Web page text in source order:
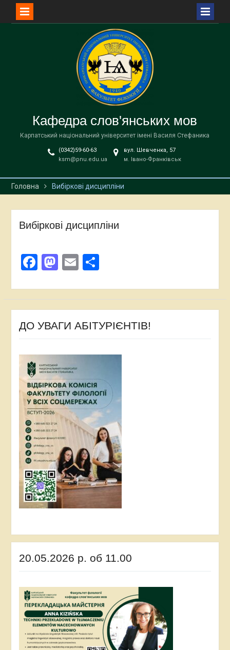
Кафедра слов'янських мов
Карпатський національний університет імені Василя Стефаника
(0342)59-60-63
ksm@pnu.edu.ua
вул. Шевченка, 57
м. Івано-Франківськ
Головна Вибіркові дисципліни
Вибіркові дисципліни
Facebook
Mastodon
EmailПоділитися
ДО УВАГИ АБІТУРІЄНТІВ!
20.05.2026 р. об 11.00